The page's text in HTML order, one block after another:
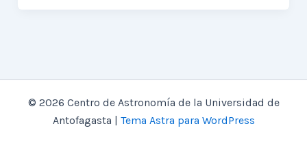
de
Astroingeniería
© 2026 Centro de Astronomía de la Universidad de
Antofagasta | Tema Astra para WordPress